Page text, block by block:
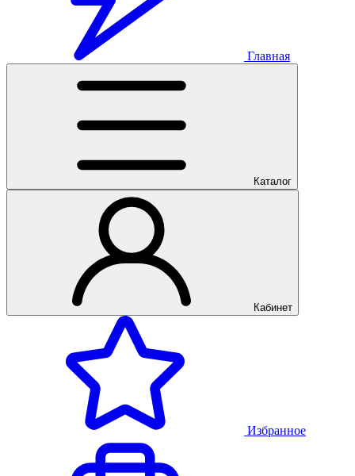
Главная
Каталог
Кабинет
Избранное